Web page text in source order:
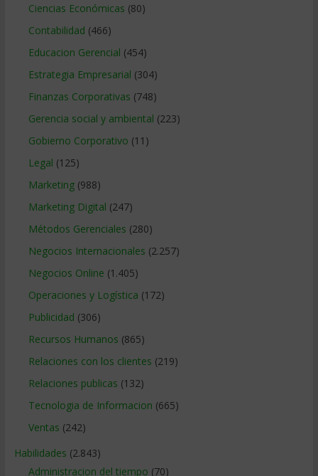
Ciencias Económicas (80)
Contabilidad (466)
Educacion Gerencial (454)
Estrategia Empresarial (304)
Finanzas Corporativas (748)
Gerencia social y ambiental (223)
Gobierno Corporativo (11)
Legal (125)
Marketing(988)
Marketing Digital (247)
Métodos Gerenciales (280)
Negocios Internacionales (2.257)
Negocios Online (1.405)
Operaciones y Logística (172)
Publicidad (306)
Recursos Humanos (865)
Relaciones con los clientes (219)
Relaciones publicas (132)
Tecnologia de Informacion (665)
Ventas (242)
Habilidades (2.843)
Administracion del tiempo (70)